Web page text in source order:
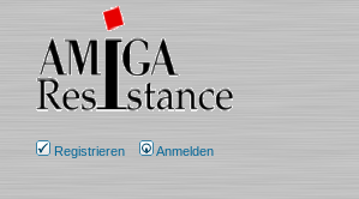
Registrieren Anmelden